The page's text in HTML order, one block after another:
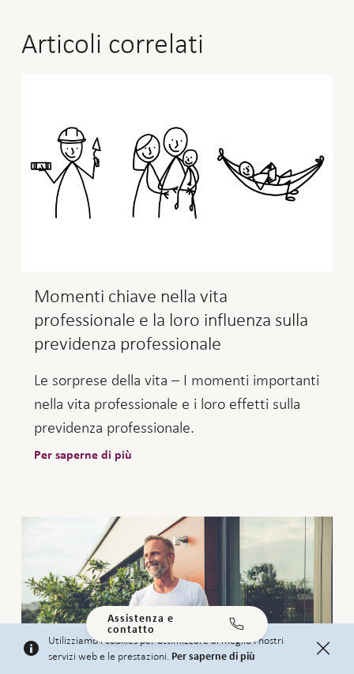
Articoli correlati
Momenti chiave nella vita
professionale e la loro influenza sulla
previdenza professionale
Le sorprese della vita – I momenti importanti
nella vita professionale e i loro effetti sulla
previdenza professionale.
Per saperne di più
Utilizziamo i cookies per ottimizzare al meglio i nostri
servizi web e le prestazioni. Per saperne di più
Assistenza e
contatto